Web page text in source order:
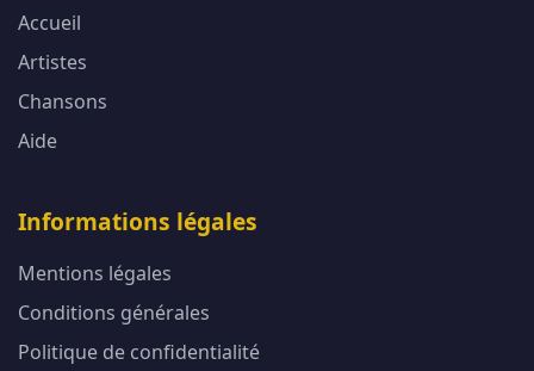
Accueil
Artistes
Chansons
Aide
Informations légales
Mentions légales
Conditions générales
Politique de confidentialité